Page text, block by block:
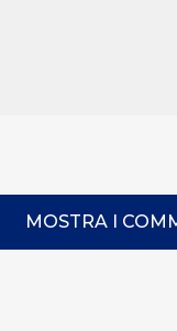
MOSTRA I